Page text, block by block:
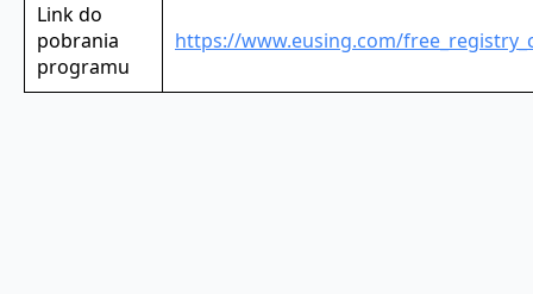
Link do
pobrania
programu
https://www.eusing.com/